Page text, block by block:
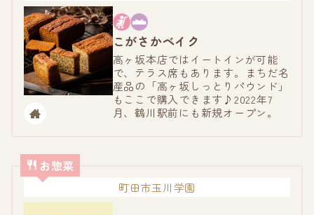
こがさかベイク
高ヶ坂本店ではイートインが可能
で、テラス席もあります。まちだ名
産品の「高ヶ坂しっとりパウンド」
もここで購入できます♪2022年7
月、鶴川駅前にも新規オープン。
お惣菜
町田市玉川学園